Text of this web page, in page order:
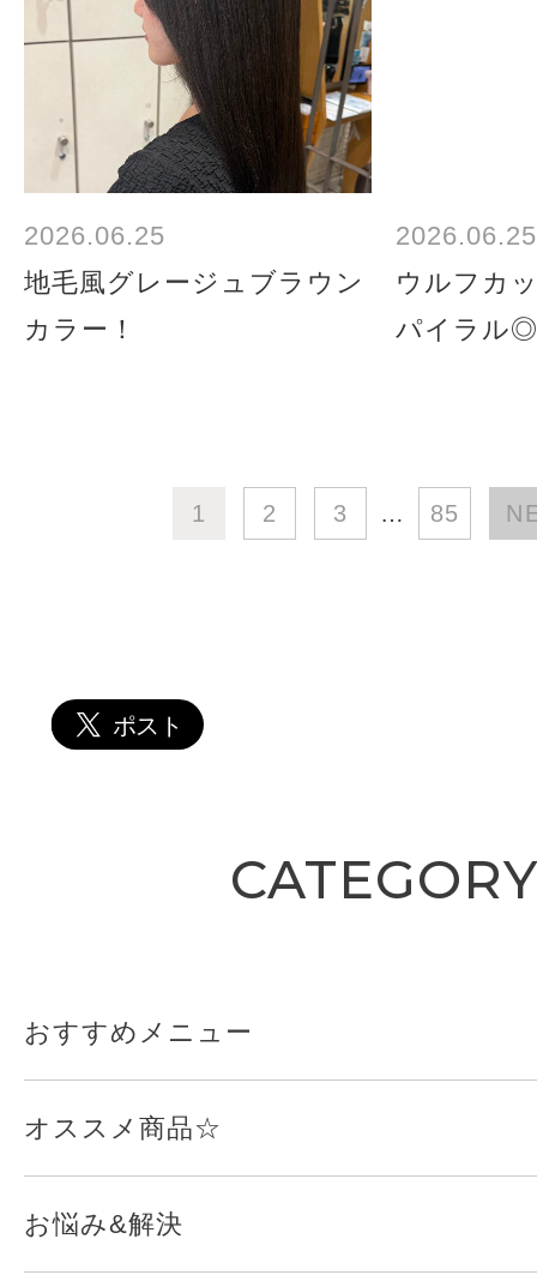
2026.06.25
地毛風グレージュブラウン
カラー！
2026.06.25
ウルフカ
パイラル
1 2 3 … 85
CATEGORY
おすすめメニュー
オススメ商品☆
お悩み&解決